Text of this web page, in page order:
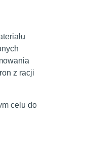
z racji
celu do